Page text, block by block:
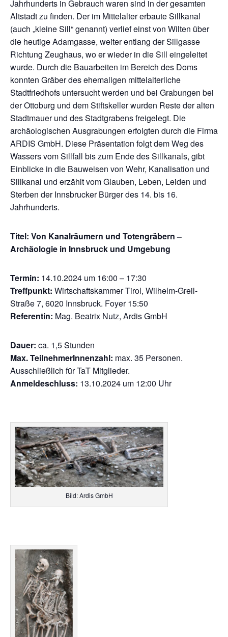
Jahrhunderts in Gebrauch waren sind in der gesamten
Altstadt zu finden. Der im Mittelalter erbaute Sillkanal
(auch „kleine Sill“ genannt) verlief einst von Wilten über
die heutige Adamgasse, weiter entlang der Sillgasse
Richtung Zeughaus, wo er wieder in die Sill eingeleitet
wurde. Durch die Bauarbeiten im Bereich des Doms
konnten Gräber des ehemaligen mittelalterliche
Stadtfriedhofs untersucht werden und bei Grabungen bei
der Ottoburg und dem Stiftskeller wurden Reste der alten
Stadtmauer und des Stadtgrabens freigelegt. Die
archäologischen Ausgrabungen erfolgten durch die Firma
ARDIS GmbH. Diese Präsentation folgt dem Weg des
Wassers vom Sillfall bis zum Ende des Sillkanals, gibt
Einblicke in die Bauweisen von Wehr, Kanalisation und
Sillkanal und erzählt vom Glauben, Leben, Leiden und
Sterben der Innsbrucker Bürger des 14. bis 16.
Jahrhunderts.
Titel: Von Kanalräumern und Totengräbern –
Archäologie in Innsbruck und Umgebung
Termin: 14.10.2024 um 16:00 – 17:30
Treffpunkt: Wirtschaftskammer Tirol, Wilhelm-Greil-
Straße 7, 6020 Innsbruck. Foyer 15:50
Referentin: Mag. Beatrix Nutz, Ardis GmbH
Dauer: ca. 1,5 Stunden
Max. TeilnehmerInnenzahl: max. 35 Personen.
Ausschließlich für TaT Mitglieder.
Anmeldeschluss: 13.10.2024 um 12:00 Uhr
Bild: Ardis GmbH